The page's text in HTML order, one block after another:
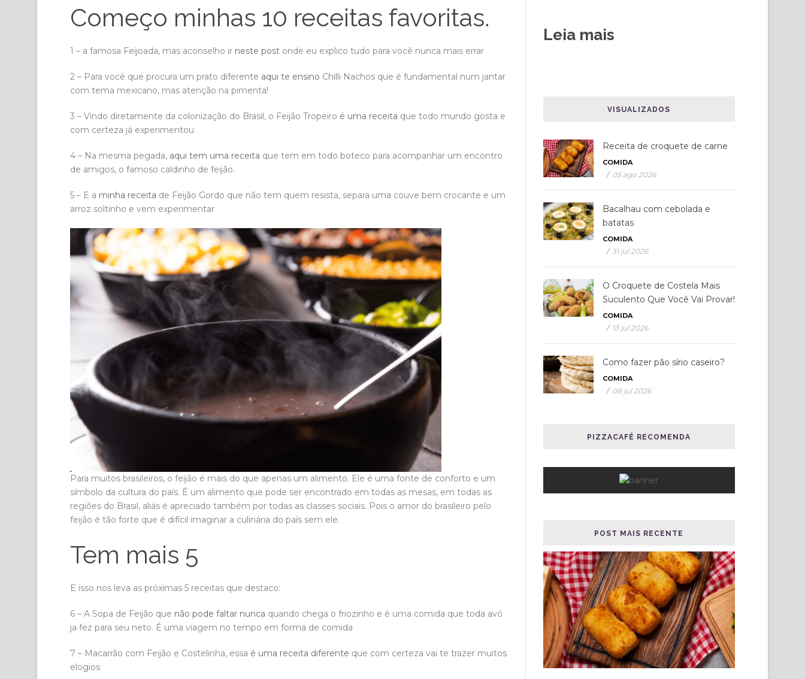
Começo minhas 10 receitas favoritas.
1 – a famosa Feijoada, mas aconselho ir neste post onde eu explico tudo para você nunca mais errar
2 – Para você que procura um prato diferente aqui te ensino Chilli Nachos que é fundamental num jantar
com tema mexicano, mas atenção na pimenta!
3 – Vindo diretamente da colonização do Brasil, o Feijão Tropeiro é uma receita que todo mundo gosta e
com certeza já experimentou
4 – Na mesma pegada, aqui tem uma receita que tem em todo boteco para acompanhar um encontro
de amigos, o famoso caldinho de feijão.
5 – E a minha receita de Feijão Gordo que não tem quem resista, separa uma couve bem crocante e um
arroz soltinho e vem experimentar
Para muitos brasileiros, o feijão é mais do que apenas um alimento. Ele é uma fonte de conforto e um
símbolo da cultura do país. É um alimento que pode ser encontrado em todas as mesas, em todas as
regiões do Brasil, aliás é apreciado também por todas as classes sociais. Pois o amor do brasileiro pelo
feijão é tão forte que é difícil imaginar a culinária do país sem ele.
Tem mais 5
E isso nos leva as próximas 5 receitas que destaco:
6 – A Sopa de Feijão que não pode faltar nunca quando chega o friozinho e é uma comida que toda avó
ja fez para seu neto. É uma viagem no tempo em forma de comida
7 – Macarrão com Feijão e Costelinha, essa é uma receita diferente que com certeza vai te trazer muitos
elogios
Leia mais
VISUALIZADOS
Receita de croquete de carne
COMIDA
/ 05 ago 2026
Bacalhau com cebolada e
batatas
COMIDA
/ 31 jul 2026
O Croquete de Costela Mais
Suculento Que Você Vai Provar!
COMIDA
/ 13 jul 2026
Como fazer pão sírio caseiro?
COMIDA
/ 08 jul 2026
PIZZACAFÉ RECOMENDA
POST MAIS RECENTE